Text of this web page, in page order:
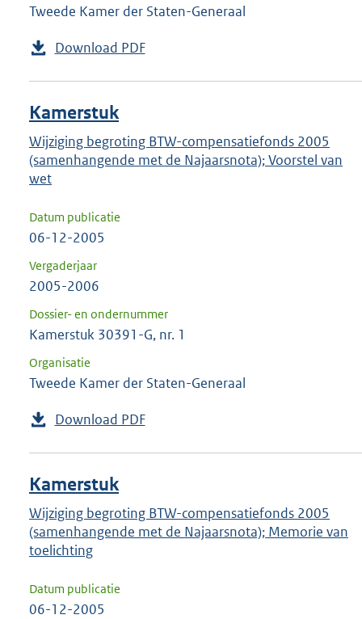
Tweede Kamer der Staten-Generaal
Download PDF
Kamerstuk
Wijziging begroting BTW-compensatiefonds 2005
(samenhangende met de Najaarsnota); Voorstel van
wet
Datum publicatie
06-12-2005
Vergaderjaar
2005-2006
Dossier- en ondernummer
Kamerstuk 30391-G, nr. 1
Organisatie
Tweede Kamer der Staten-Generaal
Download PDF
Kamerstuk
Wijziging begroting BTW-compensatiefonds 2005
(samenhangende met de Najaarsnota); Memorie van
toelichting
Datum publicatie
06-12-2005